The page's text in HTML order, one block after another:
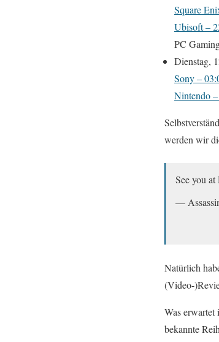
Square
Ubisoft –
PC
Dienstag,
Sony –
Nintendo
werden wir
See you at
—
Natürlich
(Video-
Was
bekannte